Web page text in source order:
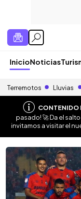
InicioNoticias
Terremotos Lluvias
CONTENIDO
pasado! 🚀 Da el
invitamos a visitar el